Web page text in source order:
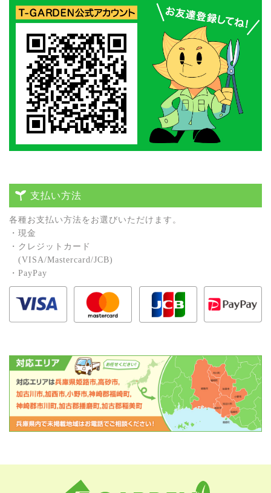
支払い方法
各種お⽀払い⽅法をお選びいただけます。
・現⾦
・クレジットカード
(VISA/Mastercard/JCB)
・PayPay